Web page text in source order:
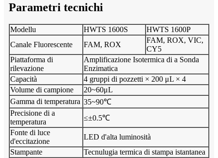
Parametri tecnichi
Modellu HWTS 1600S
HWTS 1600P
Canale Fluorescente
FAM, ROX
FAM, ROX, VIC,
CY5
Piattaforma di
rilevazione
Amplificazione Isotermica di a Sonda
Enzimatica
Capacità
4 gruppi di pozzetti × 200 μL × 4
Volume di campione
20~60μL
Gamma di temperatura 35~90℃
Precisione di a
temperatura
≤±0.5℃
Fonte di luce
d'eccitazione
LED d'alta luminosità
Stampante
Tecnulugia termica di stampa istantanea